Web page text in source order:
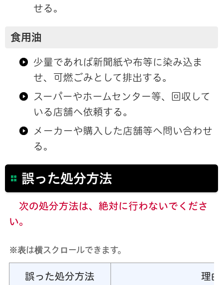
せる。
食用油
少量であれば新聞紙や布等に染み込ま
せ、可燃ごみとして排出する。
スーパーやホームセンター等、回収して
いる店舗へ依頼する。
メーカーや購入した店舗等へ問い合わせ
る。
誤った処分方法
次の処分方法は、絶対に行わないでくださ
い。
※表は横スクロールできます。
誤った処分方法 理由